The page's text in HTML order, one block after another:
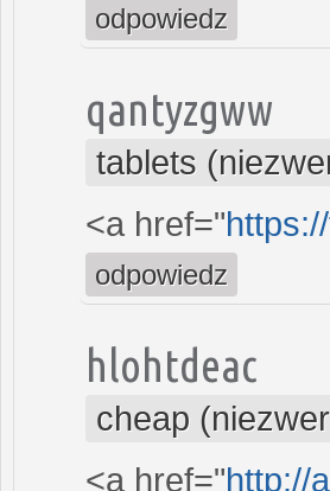
odpowiedz
qantyzgww
tablets
<a href="
odpowiedz
hlohtdeac
cheap
<a href="http://